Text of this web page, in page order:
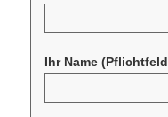
Ihr Name